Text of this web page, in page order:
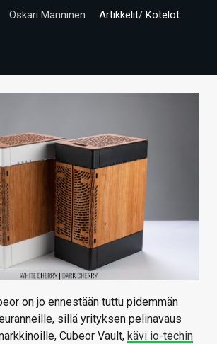
Oskari Manninen Artikkelit/ Kotelot
on jo ennestään tuttu pidemmän
sillä yrityksen pelinavaus
Cubeor Vault, kävi io-techin